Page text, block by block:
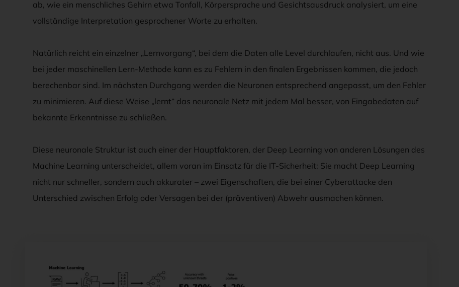
ab, wie ein menschliches Gehirn etwa Tonfall, Körpersprache und Gesichtsausdruck analysiert, um eine
vollständige Interpretation gesprochener Worte zu erhalten.
Natürlich reicht ein einzelner „Lernvorgang“, bei dem die Daten alle Level durchlaufen, nicht aus. Und wie
bei jeder maschinellen Lern-Methode kann es zu Fehlern in den finalen Ergebnissen kommen, die jedoch
berechenbar sind. Im nächsten Durchgang werden die Neuronen entsprechend angepasst, um den Fehler
zu minimieren. Auf diese Weise „lernt“ das neuronale Netz mit jedem Mal besser, von Eingabedaten auf
bekannte Erkenntnisse zu schließen.
Diese neuronale Struktur ist auch einer der Hauptfaktoren, der Deep Learning von anderen Lösungen des
Machine Learning unterscheidet, allem voran im Einsatz für die IT-Sicherheit: Sie macht Deep Learning
nicht nur schneller, sondern auch akkurater – zwei Eigenschaften, die bei einer Cyberattacke den
Unterschied zwischen Erfolg oder Versagen bei der (präventiven) Abwehr ausmachen können.